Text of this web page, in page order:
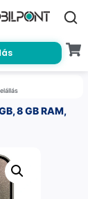
8 GB RAM,